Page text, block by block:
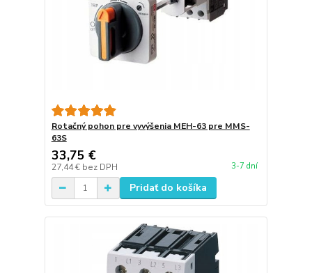
Rotačný pohon pre vyvýšenia MEH-63 pre MMS-
63S
33,75 €
27,44 € bez DPH 3-7 dní
Pridať do košíka